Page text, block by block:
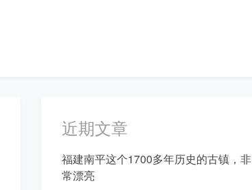
近期文章
福建南平这个1700多年历史的古镇，非
常漂亮